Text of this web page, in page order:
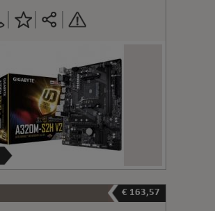
€ 163,57